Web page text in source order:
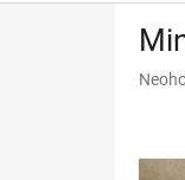
0,0